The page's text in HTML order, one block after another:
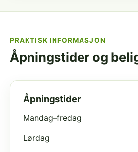
PRAKTISK INFORMASJON
Åpningstider og
Åpningstider
Mandag–fredag
Lørdag